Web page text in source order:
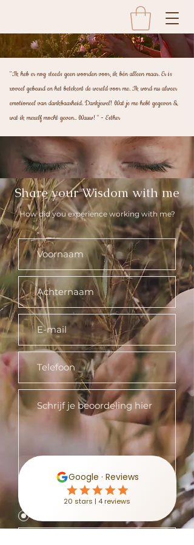
"Ik heb er nog steeds geen woorden voor, ik bén alleen maar. Er is
zoveel gebeurd en het betekent de wereld voor me. Ik word nu alweer
emotioneel van dankbaarheid. Dankjewel! Wat je me hebt gegeven &
wat ik mezelf mocht geven.. Wauw! " - Esther
Share your Wisdom with me
How did you experience working with me?
Zou je ons aanbevelen?